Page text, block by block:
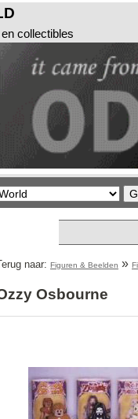
collectibles
naar: Figuren & Beelden »
Osbourne